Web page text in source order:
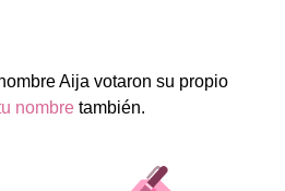
Aija votaron su propio
nombre también.